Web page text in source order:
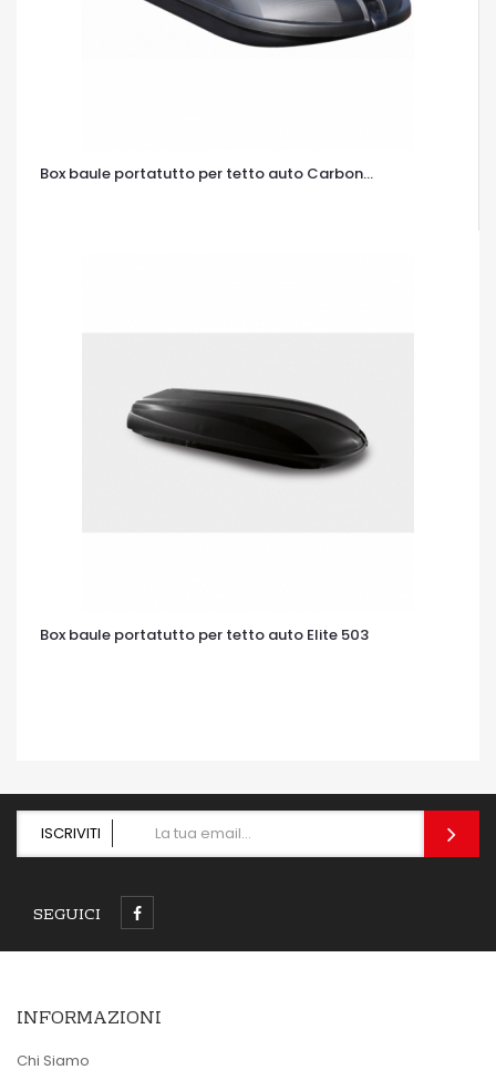
Box baule portatutto per tetto auto Carbon...
Box baule portatutto per tetto auto Elite 503
ISCRIVITI
SEGUICI
INFORMAZIONI
Chi Siamo